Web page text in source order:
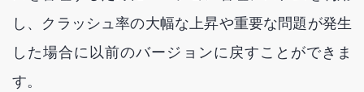
し、クラッシュ率の大幅な上昇や重要な問題が発生
した場合に以前のバージョンに戻すことができま
す。